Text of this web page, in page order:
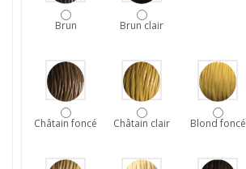
Brun Brun clair
Châtain foncé Châtain clair Blond foncé